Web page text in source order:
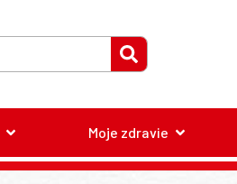
Moje zdravie